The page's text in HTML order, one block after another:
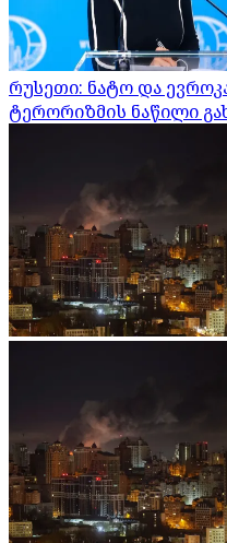
რუსეთი: ნატო და
ტერორიზმის ნაწილი